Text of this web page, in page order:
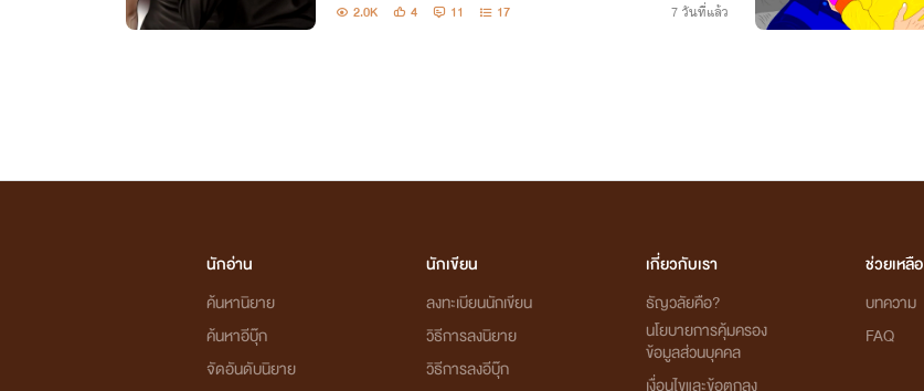
2.0K 4 11 17 7 วันที่แล้ว
นักอ่าน
ค้นหานิยาย
ค้นหาอีบุ๊ก
จัดอันดับนิยาย
นักเขียน
ลงทะเบียนนักเขียน
วิธีการลงนิยาย
วิธีการลงอีบุ๊ก
เกี่ยวกับเรา
ธัญวลัยคือ?
นโยบายการคุ้มครอง
ข้อมูลส่วนบุคคล
ช่วยเหลือ
บทความ
FAQ